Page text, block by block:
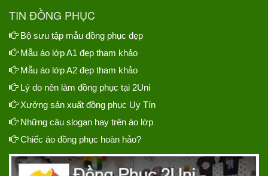
TIN ĐỒNG PHỤC
Bộ sưu tập mẫu đồng phục đẹp
Mẫu áo lớp A1 đẹp tham khảo
Mẫu áo lớp A2 đẹp tham khảo
Lý do nên làm đồng phục tại 2Uni
Xưởng sản xuất đồng phục Uy Tín
Những câu slogan hay trên áo lớp
Chiếc áo đồng phục hoàn hảo?